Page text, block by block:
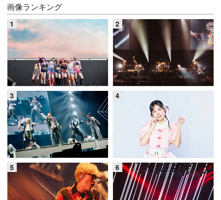
画像ランキング